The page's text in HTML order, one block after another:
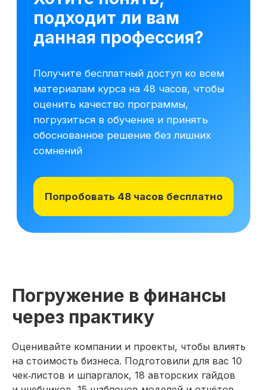
Погружение в финансы
через практику
Оценивайте компании и проекты, чтобы влиять
на стоимость бизнеса. Подготовили для вас 10
чек‑листов и шпаргалок, 18 авторских гайдов